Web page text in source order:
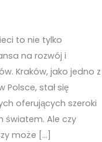
to nie tylko
na rozwój i
Kraków, jako jedno z
stał się
oferujących szeroki
światem. Ale czy
może […]